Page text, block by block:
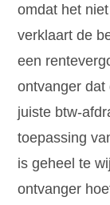
omdat het
verklaart de
een
ontvanger
juiste btw-
toepassing
is geheel te
ontvanger